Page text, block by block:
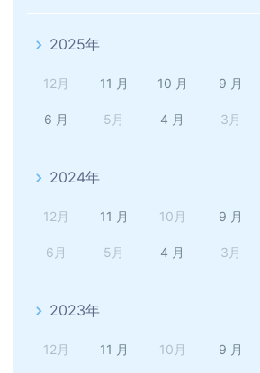
2025年
12月 11 月 10 月 9 月
6 月 5月 4 月 3月
2024年
12月 11 月 10月 9 月
6月 5月 4 月 3月
2023年
12月 11 月 10月 9 月